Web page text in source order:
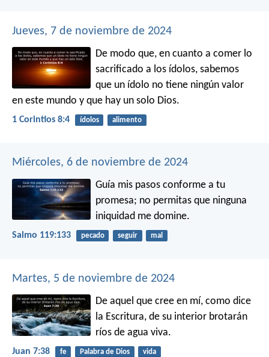
Jueves, 7 de noviembre de 2024
De modo que, en cuanto a comer lo
sacrificado a los ídolos, sabemos
que un ídolo no tiene ningún valor
en este mundo y que hay un solo Dios.
1 Corintios 8:4 ídolos alimento
Miércoles, 6 de noviembre de 2024
Guía mis pasos conforme a tu
promesa; no permitas que ninguna
iniquidad me domine.
Salmo 119:133 pecado seguir mal
Martes, 5 de noviembre de 2024
De aquel que cree en mí, como dice
la Escritura, de su interior brotarán
ríos de agua viva.
Juan 7:38 fe Palabra de Dios vida